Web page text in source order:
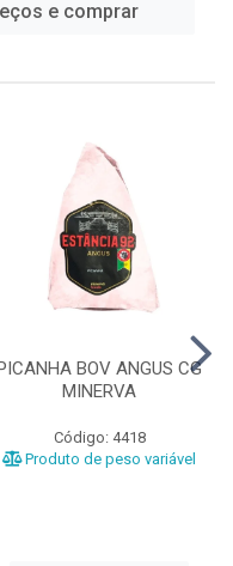
e comprar
BOV ANGUS CG
MINERVA
Código: 4418
Produto de peso variável